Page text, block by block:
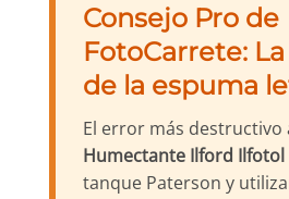
Consejo Pro de
FotoCarrete:
de la espuma
El error más destructivo
Humectante Ilford Ilfotol
tanque Paterson y